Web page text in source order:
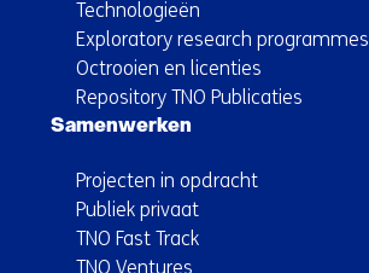
Technologieën
Exploratory research programmes
Octrooien en licenties
Repository TNO Publicaties
Samenwerken
Projecten in opdracht
Publiek privaat
TNO Fast Track
TNO Ventures